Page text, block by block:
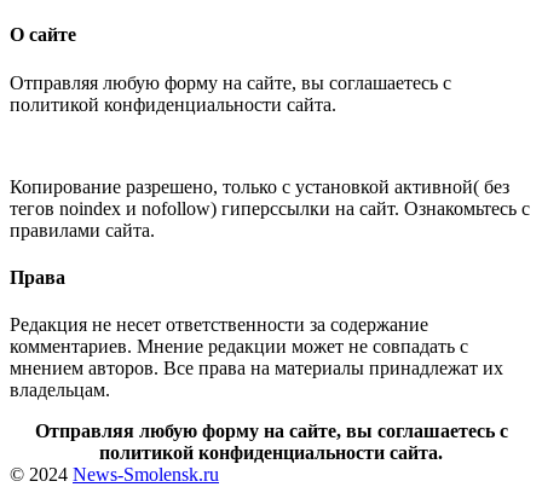
О сайте
Отправляя любую форму на сайте, вы соглашаетесь с
политикой конфиденциальности сайта.
Копирование разрешено, только с установкой активной( без
тегов noindex и nofollow) гиперссылки на сайт. Ознакомьтесь с
правилами сайта.
Права
Редакция не несет ответственности за содержание
комментариев. Мнение редакции может не совпадать с
мнением авторов. Все права на материалы принадлежат их
владельцам.
Отправляя любую форму на сайте, вы соглашаетесь с
политикой конфиденциальности сайта.
© 2024 News-Smolensk.ru